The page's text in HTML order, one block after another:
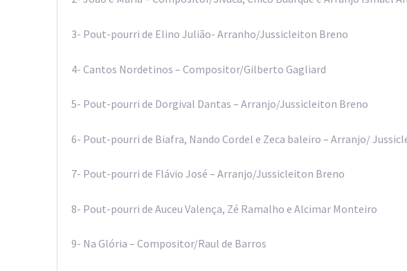
3- Pout-pourri de Elino Julião- Arranho/Jussicleiton Breno
4- Cantos Nordetinos – Compositor/Gilberto Gagliard
5- Pout-pourri de Dorgival Dantas – Arranjo/Jussicleiton Breno
6- Pout-pourri de Biafra, Nando Cordel e Zeca baleiro – Arranjo/
7- Pout-pourri de Flávio José – Arranjo/Jussicleiton Breno
8- Pout-pourri de Auceu Valença, Zé Ramalho e Alcimar Monteiro
9- Na Glória – Compositor/Raul de Barros